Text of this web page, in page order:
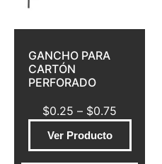
GANCHO PARA
CARTÓN
PERFORADO
$0.25 – $0.75
Ver Producto